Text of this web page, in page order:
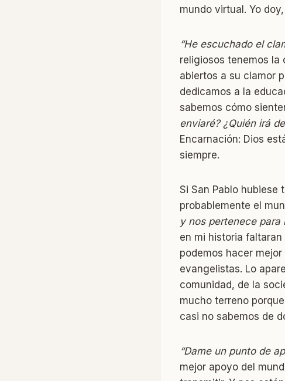
mundo virtual. Yo
“He escuchado el
religiosos tenemos la
abiertos a su clamor
dedicamos a la
sabemos cómo
enviaré? ¿Quién irá
Encarnación: Dios
siempre.
Si San Pablo hubiese
probablemente el
y nos pertenece para
en mi historia
podemos hacer
evangelistas. Lo
comunidad, de la
mucho terreno
casi no sabemos de
“Dame un punto de
mejor apoyo del